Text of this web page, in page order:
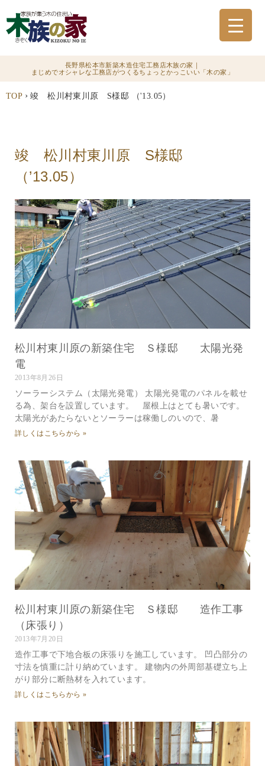
長野県松本市新築木造住宅工務店木族の家｜
まじめでオシャレな工務店がつくるちょっとかっこいい「木の家」
TOP › 竣 松川村東川原 S様邸 （'13.05）
竣 松川村東川原 S様邸
（’13.05）
松川村東川原の新築住宅 Ｓ様邸 太陽光発
電
2013年8月26日
ソーラーシステム（太陽光発電） 太陽光発電のパネルを載せ
る為、架台を設置しています。 屋根上はとても暑いです。
太陽光があたらないとソーラーは稼働しのいので、暑
詳しくはこちらから »
松川村東川原の新築住宅 Ｓ様邸 造作工事
（床張り）
2013年7月20日
造作工事で下地合板の床張りを施工しています。 凹凸部分の
寸法を慎重に計り納めています。 建物内の外周部基礎立ち上
がり部分に断熱材を入れています。
詳しくはこちらから »